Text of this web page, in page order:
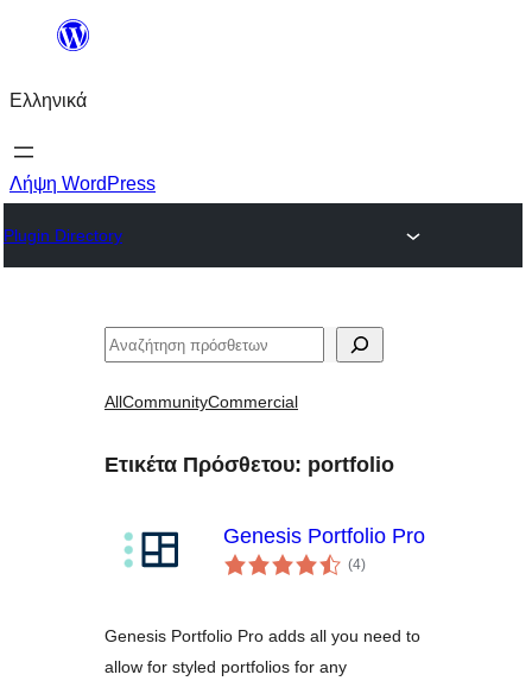
Μετάβαση
περιεχόμενο
Ελληνικά
Λήψη WordPress
Plugin Directory
Αναζήτηση
AllCommunityCommercial
Ετικέτα Πρόσθετου: portfolio
Genesis Portfolio Pro
(4αξιολογήσεις
σύνολο
)
Genesis Portfolio Pro adds all you need to
allow for styled portfolios for any